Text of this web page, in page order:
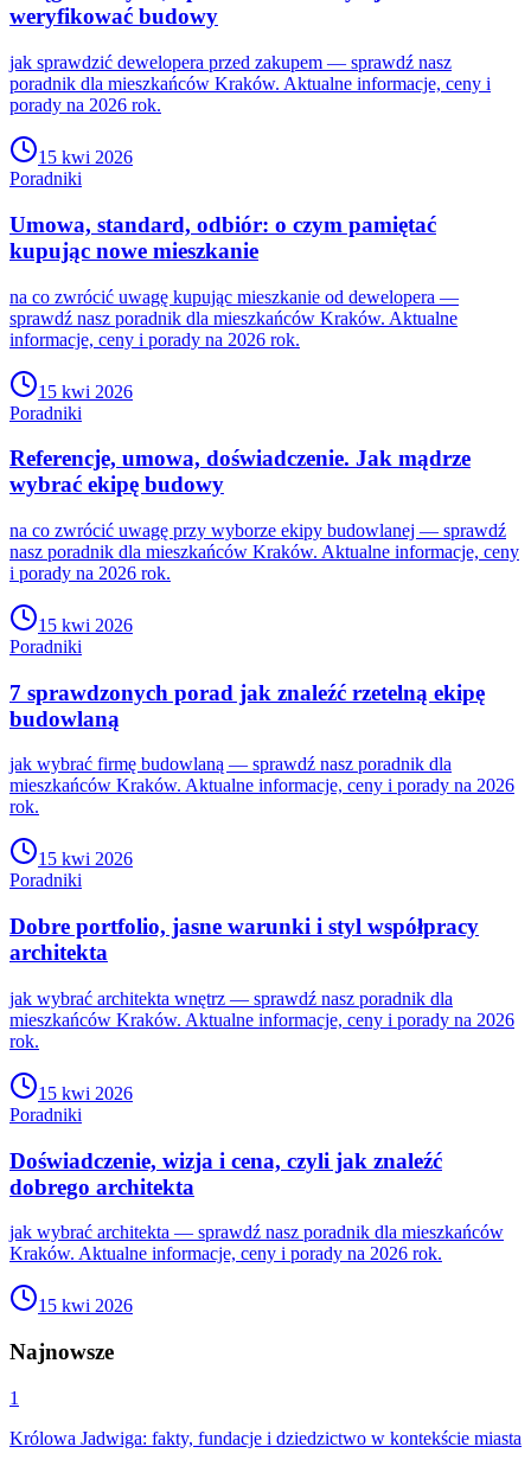
weryfikować budowy
jak sprawdzić dewelopera przed zakupem — sprawdź nasz
poradnik dla mieszkańców Kraków. Aktualne informacje, ceny i
porady na 2026 rok.
15 kwi 2026
Poradniki
Umowa, standard, odbiór: o czym pamiętać
kupując nowe mieszkanie
na co zwrócić uwagę kupując mieszkanie od dewelopera —
sprawdź nasz poradnik dla mieszkańców Kraków. Aktualne
informacje, ceny i porady na 2026 rok.
15 kwi 2026
Poradniki
Referencje, umowa, doświadczenie. Jak mądrze
wybrać ekipę budowy
na co zwrócić uwagę przy wyborze ekipy budowlanej — sprawdź
nasz poradnik dla mieszkańców Kraków. Aktualne informacje, ceny
i porady na 2026 rok.
15 kwi 2026
Poradniki
7 sprawdzonych porad jak znaleźć rzetelną ekipę
budowlaną
jak wybrać firmę budowlaną — sprawdź nasz poradnik dla
mieszkańców Kraków. Aktualne informacje, ceny i porady na 2026
rok.
15 kwi 2026
Poradniki
Dobre portfolio, jasne warunki i styl współpracy
architekta
jak wybrać architekta wnętrz — sprawdź nasz poradnik dla
mieszkańców Kraków. Aktualne informacje, ceny i porady na 2026
rok.
15 kwi 2026
Poradniki
Doświadczenie, wizja i cena, czyli jak znaleźć
dobrego architekta
jak wybrać architekta — sprawdź nasz poradnik dla mieszkańców
Kraków. Aktualne informacje, ceny i porady na 2026 rok.
15 kwi 2026
Najnowsze
1
Królowa Jadwiga: fakty, fundacje i dziedzictwo w kontekście miasta